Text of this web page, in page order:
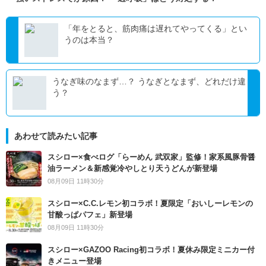
「年をとると、筋肉痛は遅れてやってくる」とい
うのは本当？
うなぎ味のなまず…？ うなぎとなまず、どれだけ違
う？
あわせて読みたい記事
スシロー×食べログ「らーめん 武双家」監修！家系風豚骨醤
油ラーメン＆新感覚冷やしとり天うどんが新登場
08月09日 11時30分
スシロー×C.C.レモン初コラボ！夏限定「おいしーレモンの
甘酸っぱパフェ」新登場
08月09日 11時30分
スシロー×GAZOO Racing初コラボ！夏休み限定ミニカー付
きメニュー登場